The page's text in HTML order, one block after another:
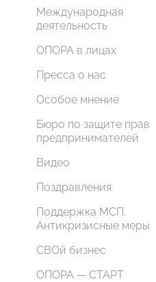
Международная
деятельность
ОПОРА в лицах
Пресса о нас
Особое мнение
Бюро по защите прав
предпринимателей
Видео
Поздравления
Поддержка МСП.
Антикризисные меры
СВОй бизнес
ОПОРА — СТАРТ